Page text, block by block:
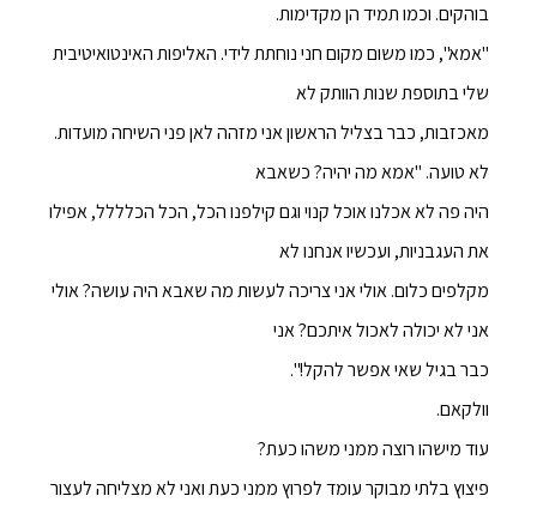
בוהקים. וכמו תמיד הן מקדימות.
"אמא", כמו משום מקום חני נוחתת לידי. האליפות האינטואיטיבית
שלי בתוספת שנות הוותק לא
מאכזבות, כבר בצליל הראשון אני מזהה לאן פני השיחה מועדות.
לא טועה. "אמא מה יהיה? כשאבא
היה פה לא אכלנו אוכל קנוי וגם קילפנו הכל, הכל הכלללל, אפילו
את העגבניות, ועכשיו אנחנו לא
מקלפים כלום. אולי אני צריכה לעשות מה שאבא היה עושה? אולי
אני לא יכולה לאכול איתכם? אני
כבר בגיל שאי אפשר להקל!".
וולקאם.
עוד מישהו רוצה ממני משהו כעת?
פיצוץ בלתי מבוקר עומד לפרוץ ממני כעת ואני לא מצליחה לעצור